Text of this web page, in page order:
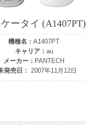
ータイ (A1407PT)
機種名： A1407PT
キャリア： au
メーカー： PANTECH
発売日： 2007年11月12日